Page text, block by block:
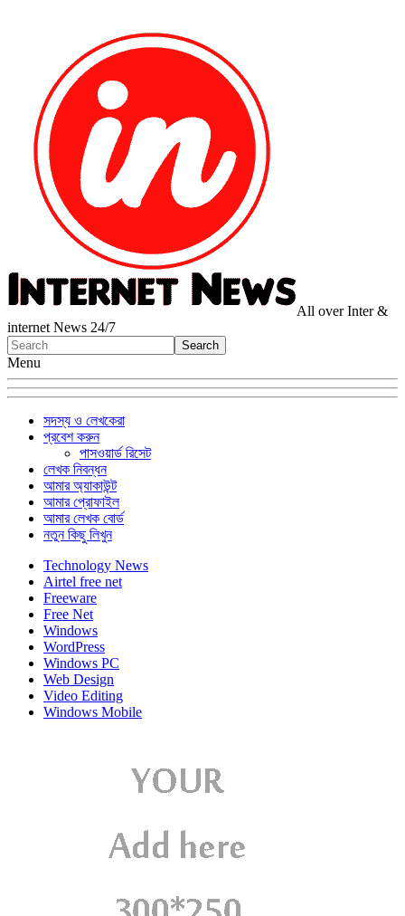
All over Inter &
internet News 24/7
Menu
সদস্য ও লেখকেরা
প্রবেশ করুন
পাসওয়ার্ড রিসেট
লেখক নিবন্ধন
আমার অ্যাকাউন্ট
আমার প্রোফাইল
আমার লেখক বোর্ড
নতুন কিছু লিখুন
Technology News
Airtel free net
Freeware
Free Net
Windows
WordPress
Windows PC
Web Design
Video Editing
Windows Mobile